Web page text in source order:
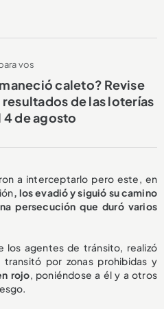
vos
caleto? Revise
resultados de las loterías
4 de agosto
a interceptarlo pero este, en
, los evadió y siguió su camino
persecución que duró varios
los agentes de tránsito, realizó
transitó por zonas prohibidas y
rojo, poniéndose a él y a otros